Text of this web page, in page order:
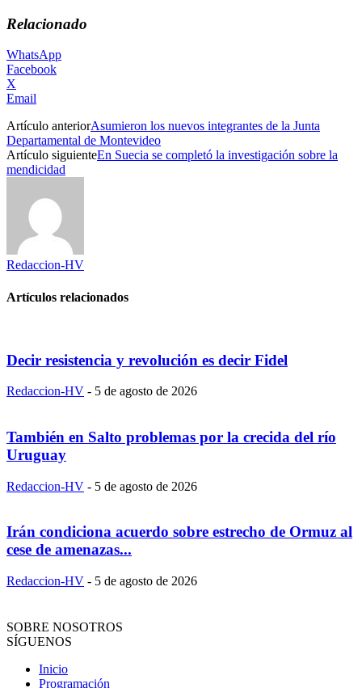
Relacionado
WhatsApp
Facebook
X
Email
Artículo anteriorAsumieron los nuevos integrantes de la Junta
Departamental de Montevideo
Artículo siguienteEn Suecia se completó la investigación sobre la
mendicidad
Redaccion-HV
Artículos relacionados
Decir resistencia y revolución es decir Fidel
Redaccion-HV - 5 de agosto de 2026
También en Salto problemas por la crecida del río
Uruguay
Redaccion-HV - 5 de agosto de 2026
Irán condiciona acuerdo sobre estrecho de Ormuz al
cese de amenazas...
Redaccion-HV - 5 de agosto de 2026
SOBRE NOSOTROS
SÍGUENOS
Inicio
Programación